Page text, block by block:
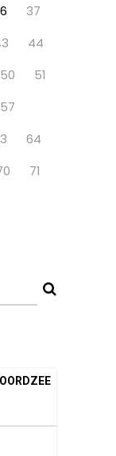
37
44
50
51
57
64
71